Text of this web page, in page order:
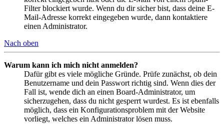
Filter blockiert wurde. Wenn du dir sicher bist, dass deine E-
Mail-Adresse korrekt eingegeben wurde, dann kontaktiere
einen Administrator.
Nach oben
Warum kann ich mich nicht anmelden?
Dafür gibt es viele mögliche Gründe. Prüfe zunächst, ob dein
Benutzername und dein Passwort richtig sind. Wenn dies der
Fall ist, wende dich an einen Board-Administrator, um
sicherzugehen, dass du nicht gesperrt wurdest. Es ist ebenfalls
möglich, dass ein Konfigurationsproblem mit der Website
vorliegt, welches ein Administrator lösen muss.